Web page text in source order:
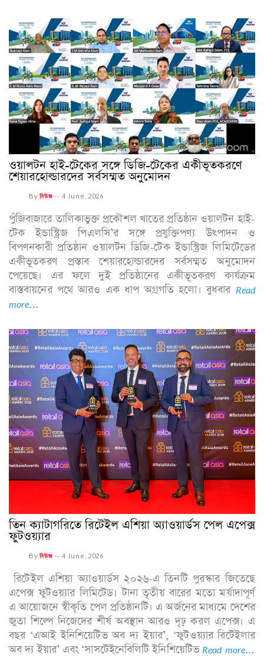
ওয়ালটন হাই-টেকের সঙ্গে ডিজি-টেকের একীভূতকরণে
শেয়ারহোল্ডারদের সর্বসম্মত অনুমোদন
Byনিউজ -- 4 June, 2026
পুঁজিবাজারে তালিকাভুক্ত প্রকৌশল খাতের প্রতিষ্ঠান ওয়ালটন হাই-
টেক ইন্ডাস্ট্রিজ পিএলসি’র সঙ্গে প্রযুক্তিপণ্য উৎপাদন ও
বিপণনকারী প্রতিষ্ঠান ওয়ালটন ডিজি-টেক ইন্ডাস্ট্রিজ লিমিটেডের
একীভূতকরণ প্রস্তাব শেয়ারহোল্ডারদের সর্বসম্মত অনুমোদন
পেয়েছে। এর ফলে দুই প্রতিষ্ঠানের একীভূতকরণ কার্যক্রম
বাস্তবায়নের পথে আরও এক ধাপ অগ্রগতি হলো। বুধবার Read
more...
তিন ক্যাটাগরিতে রিটেইল এশিয়া অ্যাওয়ার্ডস পেল এপেক্স
ফুটওয়্যার
Byনিউজ -- 4 June, 2026
রিটেইল এশিয়া অ্যাওয়ার্ডস ২০২৬-এ তিনটি পুরস্কার জিতেছে
এপেক্স ফুটওয়্যার লিমিটেড। টানা তৃতীয় বারের মতো মর্যাদাপূর্ণ
এ আয়োজনে স্বীকৃতি পেল প্রতিষ্ঠানটি। এ অর্জনের মাধ্যমে দেশের
জুতা শিল্পে নিজেদের শীর্ষ অবস্থান আরও দৃঢ় করল এপেক্স। এ
বছর ‘এআই ইনিশিয়েটিভ অব দ্য ইয়ার’, ‘ফুটওয়্যার রিটেইলার
অব দ্য ইয়ার’ এবং ‘সাসটেইনেবিলিটি ইনিশিয়েটিভ Read more...